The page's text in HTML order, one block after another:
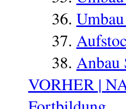
Anbau
VORHER |